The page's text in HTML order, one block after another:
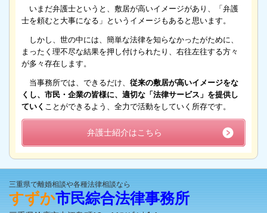
いまだ弁護士というと、敷居が高いイメージがあり、「弁護
士を頼むと大事になる」というイメージもあると思います。
しかし、世の中には、簡単な法律を知らなかったがために、
まったく理不尽な結果を押し付けられたり、右往左往する方々
が多々存在します。
当事務所では、できるだけ、 従来の敷居が高いイメージをな
くし、市民・企業の皆様に、適切な「法律サービス」を提供し
ていく ことができるよう、全力で活動をしていく所存です。
弁護士紹介はこちら
三重県で離婚相談や各種法律相談なら
すずか市民綜合法律事務所